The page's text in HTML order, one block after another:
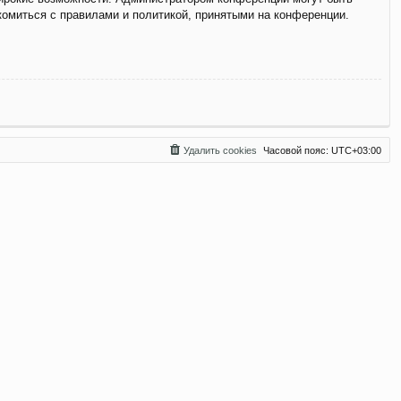
с правилами и политикой, принятыми на конференции.
Часовой пояс: UTC+03:00
Удалить cookies